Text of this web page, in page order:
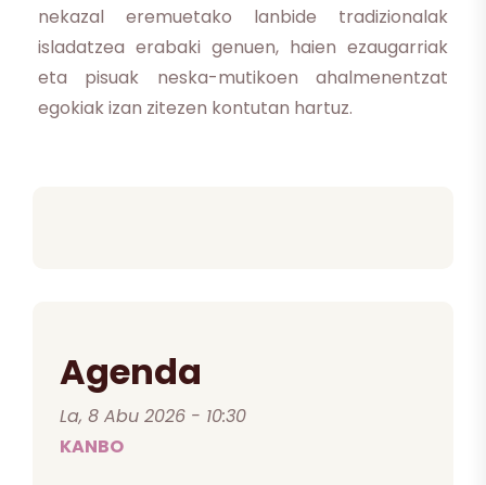
nekazal eremuetako lanbide tradizionalak
isladatzea erabaki genuen, haien ezaugarriak
eta pisuak neska-mutikoen ahalmenentzat
egokiak izan zitezen kontutan hartuz.
Agenda
La, 8 Abu 2026 - 10:30
KANBO